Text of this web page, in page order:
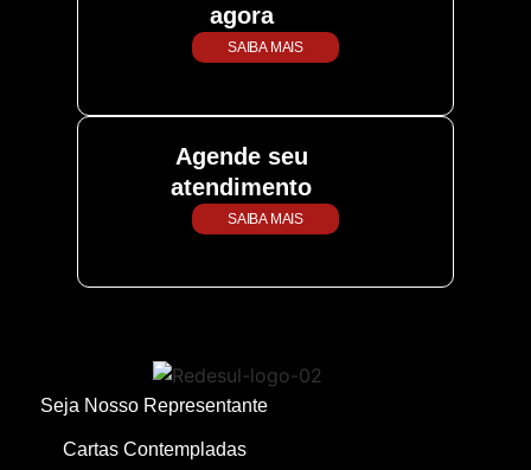
agora
SAIBA MAIS
Agende seu
atendimento
SAIBA MAIS
Seja Nosso Representante
Cartas Contempladas